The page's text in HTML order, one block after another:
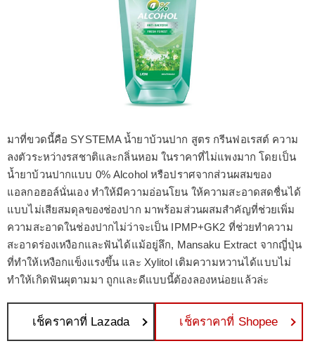
มาที่ขวดนี้คือ SYSTEMA น้ำยาบ้วนปาก สูตร กรีนฟอเรสต์ ความ
ลงตัวระหว่างรสชาติและกลิ่นหอม ในราคาที่ไม่แพงมาก โดยเป็น
น้ำยาบ้วนปากแบบ 0% Alcohol หรือปราศจากส่วนผสมของ
แอลกอฮอล์นั่นเอง ทำให้มีความอ่อนโยน ให้ความสะอาดสดชื่นได้
แบบไม่เสียสมดุลของช่องปาก มาพร้อมส่วนผสมสำคัญที่ช่วยเพิ่ม
ความสะอาดในช่องปากไม่ว่าจะเป็น IPMP+GK2 ที่ช่วยทำความ
สะอาดร่องเหงือกและฟันได้แม้อยู่ลึก, Mansaku Extract จากญี่ปุ่น
ที่ทำให้เหงือกแข็งแรงขึ้น และ Xylitol เติมความหวานได้แบบไม่
ทำให้เกิดฟันผุตามมา ถูกและดีแบบนี้ต้องลองหน่อยแล้วล่ะ
เช็คราคาที่ Lazada เช็คราคาที่ Shopee